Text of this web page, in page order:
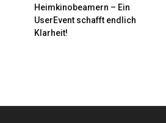
Heimkinobeamern – Ein
UserEvent schafft endlich
Klarheit!